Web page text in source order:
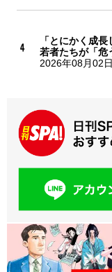
「とにかく成
若者たちが「危
2026年08月02日